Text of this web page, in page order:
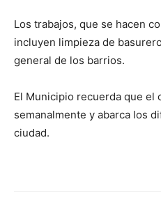
Los trabajos, que se hacen
incluyen limpieza de
general de los barrios.
El Municipio recuerda que el
semanalmente y abarca los
ciudad.